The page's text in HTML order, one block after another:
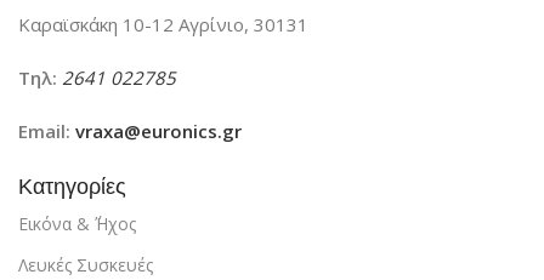
Καραϊσκάκη 10-12 Αγρίνιο, 30131
Τηλ: 2641 022785
Email: vraxa@euronics.gr
Κατηγορίες
Εικόνα & ΄Ήχος
Λευκές Συσκευές